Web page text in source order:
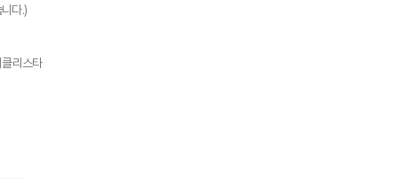
다.)
리스타